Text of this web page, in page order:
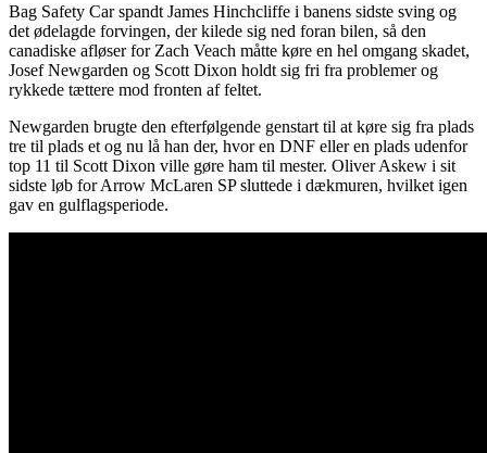
Bag Safety Car spandt James Hinchcliffe i banens sidste sving og
det ødelagde forvingen, der kilede sig ned foran bilen, så den
canadiske afløser for Zach Veach måtte køre en hel omgang skadet,
Josef Newgarden og Scott Dixon holdt sig fri fra problemer og
rykkede tættere mod fronten af feltet.
Newgarden brugte den efterfølgende genstart til at køre sig fra plads
tre til plads et og nu lå han der, hvor en DNF eller en plads udenfor
top 11 til Scott Dixon ville gøre ham til mester. Oliver Askew i sit
sidste løb for Arrow McLaren SP sluttede i dækmuren, hvilket igen
gav en gulflagsperiode.